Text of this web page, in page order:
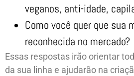
veganos, anti-idade,
Como você quer que sua
reconhecida no mercado?
Essas respostas irão orientar
da sua linha e ajudarão na